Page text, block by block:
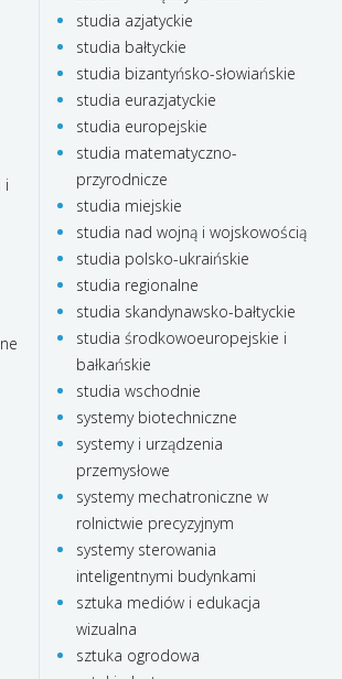
i
studia azjatyckie
studia bałtyckie
studia bizantyńsko-słowiańskie
studia eurazjatyckie
studia europejskie
studia matematyczno-
przyrodnicze
studia miejskie
studia nad wojną i wojskowością
studia polsko-ukraińskie
studia regionalne
studia skandynawsko-bałtyckie
studia środkowoeuropejskie i
bałkańskie
studia wschodnie
systemy biotechniczne
systemy i urządzenia
przemysłowe
systemy mechatroniczne w
rolnictwie precyzyjnym
systemy sterowania
inteligentnymi budynkami
sztuka mediów i edukacja
wizualna
sztuka ogrodowa